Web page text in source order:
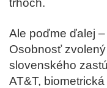
trhoch.
Ale poďme ďalej
Osobnosť
slovenského
AT&T,